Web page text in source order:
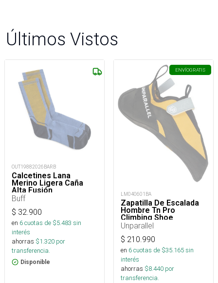
Últimos Vistos
OUT19882026BARB
Calcetines Lana
Merino Ligera Caña
Alta Fusión
Buff
$ 32.900
en 6cuotas de $5.483 sin
interés
ahorras $1.320 por
transferencia.
Disponible
ENVÍOGRATIS
LM040601BA
Zapatilla De Escalada
Hombre Tn Pro
Climbing Shoe
Unparallel
$ 210.990
en 6cuotas de $35.165sin
interés
ahorras $8.440 por
transferencia.